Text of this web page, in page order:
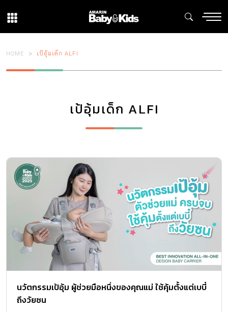
HOME เป้อุ้มเด็ก ALFI
เป้อุ้มเด็ก ALFI
นวัตกรรมเป้อุ้ม ผู้ช่วยมือหนึ่งของคุณแม่ ใช้คุ้มตั้งแต่เบบี๋
ถึงวัยซน